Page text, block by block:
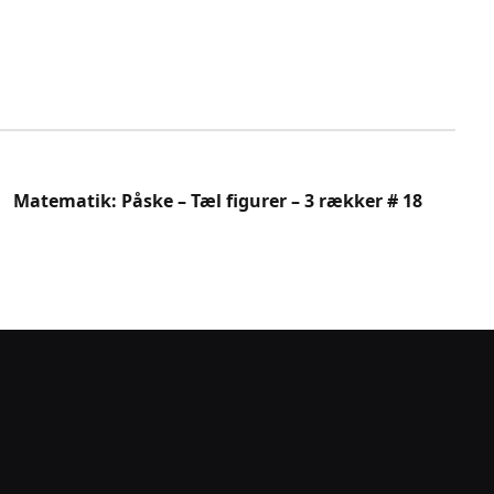
Matematik: Påske – Tæl figurer – 3 rækker # 18